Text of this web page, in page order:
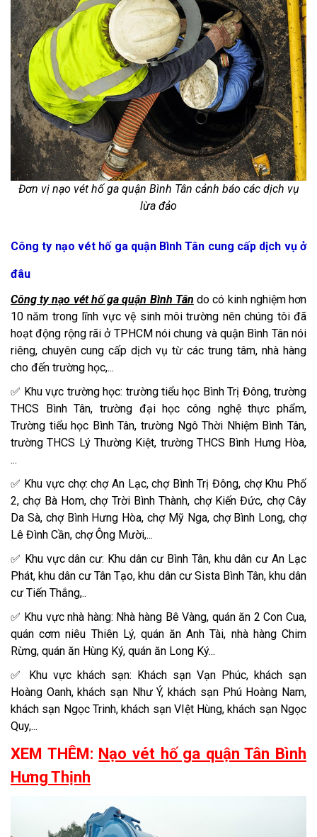
Đơn vị nạo vét hố ga quận Bình Tân cảnh báo các dịch vụ
lừa đảo​
Công ty nạo vét hố ga quận Bình Tân cung cấp dịch vụ ở
đâu
Công ty nạo vét hố ga quận Bình Tân do có kinh nghiệm hơn
10 năm trong lĩnh vực vệ sinh môi trường nên chúng tôi đã
hoạt động rộng rãi ở TPHCM nói chung và quận Bình Tân nói
riêng, chuyên cung cấp dịch vụ từ các trung tâm, nhà hàng
cho đến trường học,...
✅ Khu vực trường học: trường tiểu học Bình Trị Đông, trường
THCS Bình Tân, trường đại học công nghệ thực phẩm,
Trường tiểu học Bình Tân, trường Ngô Thời Nhiệm Bình Tân,
trường THCS Lý Thường Kiệt, trường THCS Bình Hưng Hòa,
...
✅ Khu vực chợ: chợ An Lạc, chợ Bình Trị Đông, chợ Khu Phố
2, chợ Bà Hom, chợ Trời Bình Thành, chợ Kiến Đức, chợ Cây
Da Sà, chợ Bình Hưng Hòa, chợ Mỹ Nga, chợ Bình Long, chợ
Lê Đình Cần, chợ Ông Mười,...
✅ Khu vực dân cư: Khu dân cư Bình Tân, khu dân cư An Lạc
Phát, khu dân cư Tân Tạo, khu dân cư Sista Bình Tân, khu dân
cư Tiến Thắng,..
✅ Khu vực nhà hàng: Nhà hàng Bê Vàng, quán ăn 2 Con Cua,
quán cơm niêu Thiên Lý, quán ăn Anh Tài, nhà hàng Chim
Rừng, quán ăn Hùng Ký, quán ăn Long Ký...
✅ Khu vực khách sạn: Khách sạn Vạn Phúc, khách sạn
Hoàng Oanh, khách sạn Như Ý, khách sạn Phú Hoàng Nam,
khách sạn Ngọc Trinh, khách sạn VIệt Hùng, khách sạn Ngọc
Quy,...
XEM THÊM: Nạo vét hố ga quận Tân Bình
Hưng Thịnh